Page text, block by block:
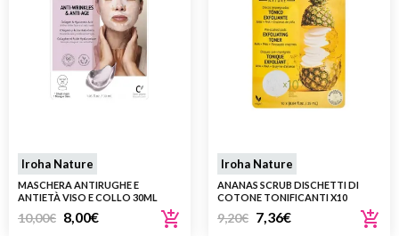
Iroha Nature
MASCHERA ANTIRUGHE E
ANTIETÀ VISO E COLLO 30ML
10,00€ 8,00€
Iroha Nature
ANANAS SCRUB DISCHETTI DI
COTONE TONIFICANTI X10
9,20€ 7,36€